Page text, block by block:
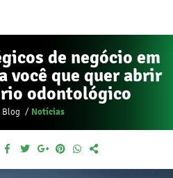
de negócio em
você que quer abrir
odontológico
Blog Notícias